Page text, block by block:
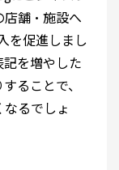
舗・施設へ
を促進しまし
を増やした
ることで、
るでしょ